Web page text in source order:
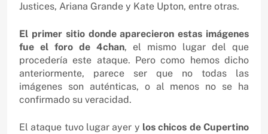
Justices, Ariana Grande y Kate Upton, entre otras.
El primer sitio donde aparecieron estas imágenes
fue el foro de 4chan, el mismo lugar del que
procedería este ataque. Pero como hemos dicho
anteriormente, parece ser que no todas las
imágenes son auténticas, o al menos no se ha
confirmado su veracidad.
El ataque tuvo lugar ayer y los chicos de Cupertino